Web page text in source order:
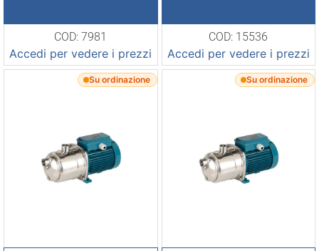
COD: 7981
Accedi per vedere i prezzi
COD: 15536
Accedi per vedere i prezzi
Su ordinazione Su ordinazione